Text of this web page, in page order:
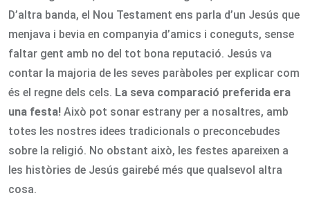
D’altra banda, el Nou Testament ens parla d’un Jesús que
menjava i bevia en companyia d’amics i coneguts, sense
faltar gent amb no del tot bona reputació. Jesús va
contar la majoria de les seves paràboles per explicar com
és el regne dels cels. La seva comparació preferida era
una festa! Això pot sonar estrany per a nosaltres, amb
totes les nostres idees tradicionals o preconcebudes
sobre la religió. No obstant això, les festes apareixen a
les històries de Jesús gairebé més que qualsevol altra
cosa.